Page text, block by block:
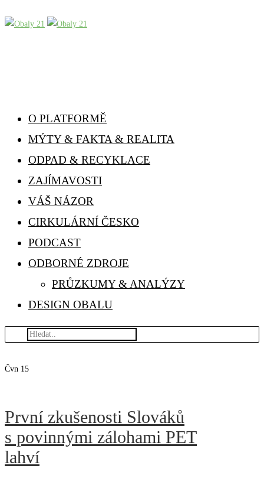
O PLATFORMĚ
MÝTY & FAKTA & REALITA
ODPAD & RECYKLACE
ZAJÍMAVOSTI
VÁŠ NÁZOR
CIRKULÁRNÍ ČESKO
PODCAST
ODBORNÉ ZDROJE
PRŮZKUMY & ANALÝZY
DESIGN OBALU
Čvn 15
První zkušenosti Slováků
s povinnými zálohami PET
lahví